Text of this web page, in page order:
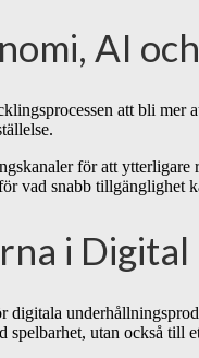
AI
att bli mer
för att
vad snabb tillgänglighet
i
utan också till